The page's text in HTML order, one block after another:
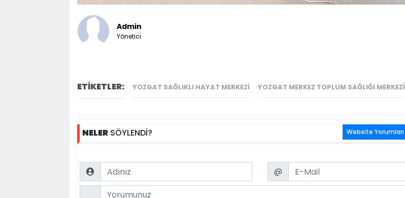
Admin
Yönetici
ETİKETLER: YOZGAT SAĞLIKLI HAYAT MERKEZI YOZGAT MERKEZ TOPLUM SAĞLIĞI MERKEZI
NELERSÖYLENDİ? Website Yorumları
Name Email
@
Comment